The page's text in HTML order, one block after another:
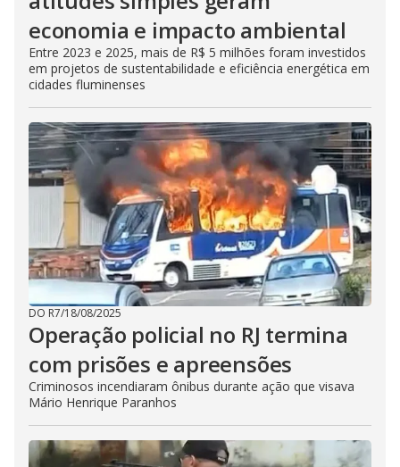
economia e impacto ambiental
Entre 2023 e 2025, mais de R$ 5 milhões foram investidos
em projetos de sustentabilidade e eficiência energética em
cidades fluminenses
DO R7/18/08/2025
Operação policial no RJ termina
com prisões e apreensões
Criminosos incendiaram ônibus durante ação que visava
Mário Henrique Paranhos